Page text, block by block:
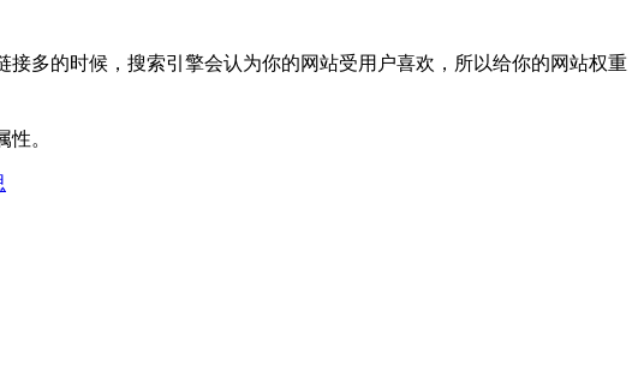
多的时候，搜索引擎会认为你的网站受用户喜欢，所以给你的网站权重
。